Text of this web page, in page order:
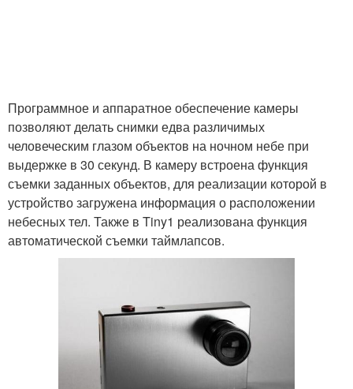
Программное и аппаратное обеспечение камеры
позволяют делать снимки едва различимых
человеческим глазом объектов на ночном небе при
выдержке в 30 секунд. В камеру встроена функция
съемки заданных объектов, для реализации которой в
устройство загружена информация о расположении
небесных тел. Также в Tiny1 реализована функция
автоматической съемки таймлапсов.